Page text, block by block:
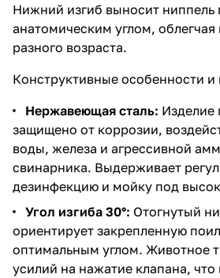
Нижний изгиб выносит
анатомическим углом, облегчая
разного возраста.
Конструктивные особенности
Нержавеющая сталь: Изделие
защищено от коррозии,
воды, железа и агрессивной
свинарника. Выдерживает
дезинфекцию и мойку под
Угол изгиба 30°: Отогнутый
ориентирует закрепленную
оптимальным углом. Животное
усилий на нажатие клапана,